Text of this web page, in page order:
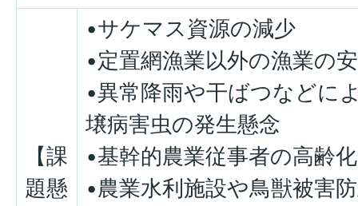
【課
題懸
•サケマス資源の減少
•定置網漁業以外の漁業の
•異常降雨や干ばつなどに
壌病害虫の発生懸念
•基幹的農業従事者の高齢
•農業水利施設や鳥獣被害